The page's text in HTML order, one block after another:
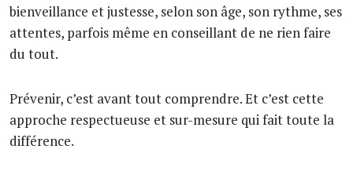
bienveillance et justesse, selon son âge, son rythme, ses
attentes, parfois même en conseillant de ne rien faire
du tout.
Prévenir, c’est avant tout comprendre. Et c’est cette
approche respectueuse et sur-mesure qui fait toute la
différence.